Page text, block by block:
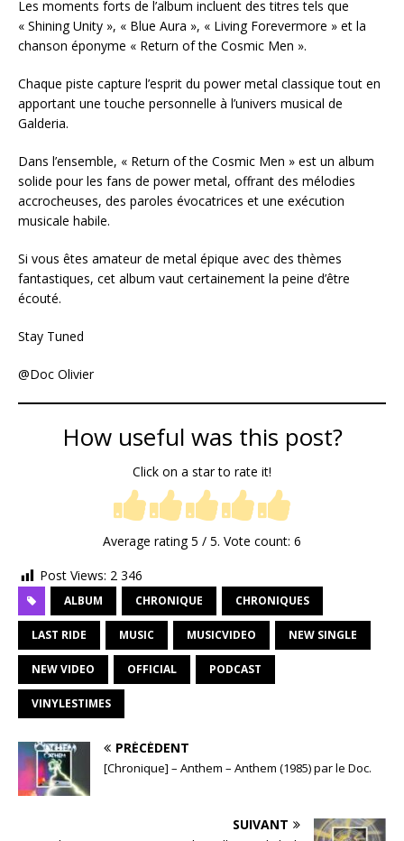
Les moments forts de l’album incluent des titres tels que
« Shining Unity », « Blue Aura », « Living Forevermore » et la
chanson éponyme « Return of the Cosmic Men ».
Chaque piste capture l’esprit du power metal classique tout en
apportant une touche personnelle à l’univers musical de
Galderia.
Dans l’ensemble, « Return of the Cosmic Men » est un album
solide pour les fans de power metal, offrant des mélodies
accrocheuses, des paroles évocatrices et une exécution
musicale habile.
Si vous êtes amateur de metal épique avec des thèmes
fantastiques, cet album vaut certainement la peine d’être
écouté.
Stay Tuned
@Doc Olivier
How useful was this post?
Click on a star to rate it!
Average rating5 / 5. Vote count: 6
Post Views: 2 346
ALBUM CHRONIQUE CHRONIQUES
LAST RIDE MUSIC MUSICVIDEO NEW SINGLE
NEW VIDEO OFFICIAL PODCAST
VINYLESTIMES
PRÉCÉDENT
[Chronique] – Anthem – Anthem (1985) par le Doc.
SUIVANT